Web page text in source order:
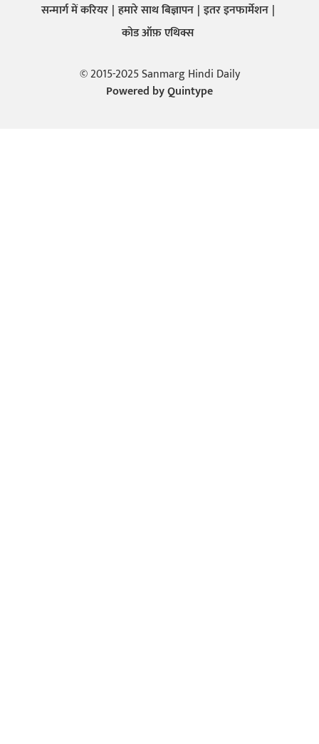
सन्मार्ग में करियर हमारे साथ बिज्ञापन इतर इनफार्मेशन
कोड ऑफ़ एथिक्स
© 2015-2025 Sanmarg Hindi Daily
Powered byQuintype